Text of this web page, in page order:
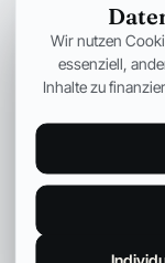
Wir nutzen
essenziell,
Inhalte zu